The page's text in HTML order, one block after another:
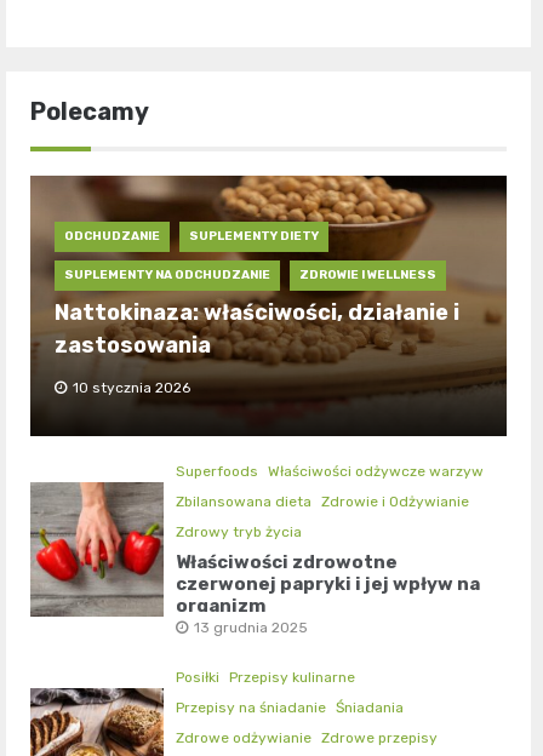
Polecamy
ODCHUDZANIE SUPLEMENTY DIETY
SUPLEMENTY NA ODCHUDZANIE ZDROWIE I WELLNESS
Nattokinaza: właściwości, działanie i
zastosowania
10 stycznia 2026
Superfoods
Właściwości odżywcze warzyw
Zbilansowana dieta
Zdrowie i Odżywianie
Zdrowy tryb życia
Właściwości zdrowotne
czerwonej papryki i jej wpływ na
organizm
13 grudnia 2025
Posiłki
Przepisy kulinarne
Przepisy na śniadanie Śniadania
Zdrowe odżywianie Zdrowe przepisy